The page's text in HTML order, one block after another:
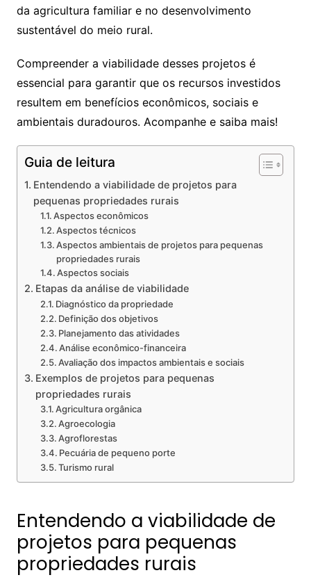
da agricultura familiar e no desenvolvimento
sustentável do meio rural.
Compreender a viabilidade desses projetos é
essencial para garantir que os recursos investidos
resultem em benefícios econômicos, sociais e
ambientais duradouros. Acompanhe e saiba mais!
Guia de leitura
Entendendo a viabilidade de projetos para
pequenas propriedades rurais
Aspectos econômicos
Aspectos técnicos
Aspectos ambientais de projetos para pequenas
propriedades rurais
Aspectos sociais
Etapas da análise de viabilidade
Diagnóstico da propriedade
Definição dos objetivos
Planejamento das atividades
Análise econômico-financeira
Avaliação dos impactos ambientais e sociais
Exemplos de projetos para pequenas
propriedades rurais
Agricultura orgânica
Agroecologia
Agroflorestas
Pecuária de pequeno porte
Turismo rural
Entendendo a viabilidade de
projetos para pequenas
propriedades rurais